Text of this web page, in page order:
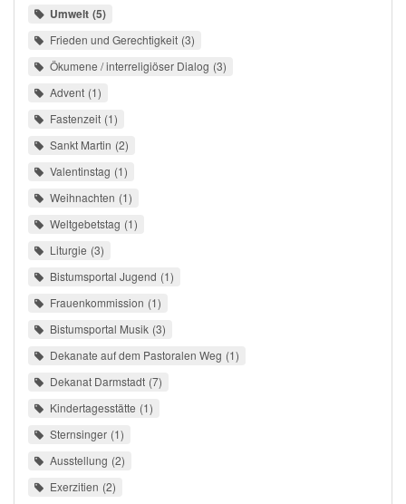
Umwelt 5
Frieden und Gerechtigkeit 3
Ökumene / interreligiöser Dialog 3
Advent 1
Fastenzeit 1
Sankt Martin 2
Valentinstag 1
Weihnachten 1
Weltgebetstag 1
Liturgie 3
Bistumsportal Jugend 1
Frauenkommission 1
Bistumsportal Musik 3
Dekanate auf dem Pastoralen Weg 1
Dekanat Darmstadt 7
Kindertagesstätte 1
Sternsinger 1
Ausstellung 2
Exerzitien 2